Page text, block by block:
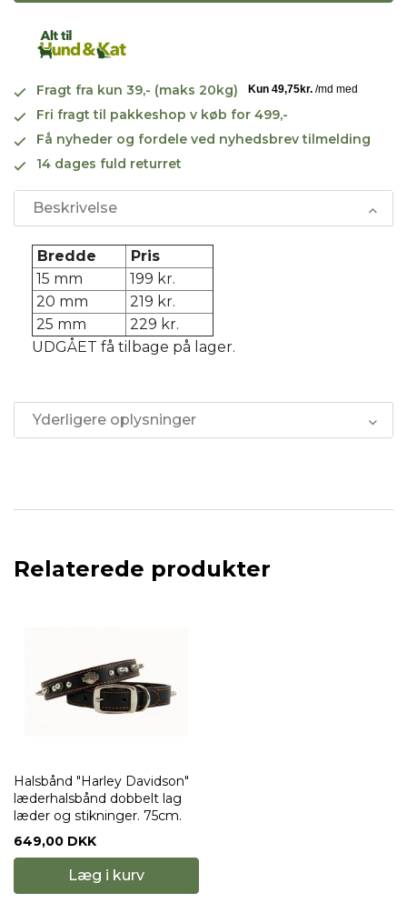
Fragt fra kun 39,- (maks 20kg)
Fri fragt til pakkeshop v køb for 499,-
Få nyheder og fordele ved nyhedsbrev tilmelding
14 dages fuld returret
Beskrivelse
Bredde
Pris
15 mm
199 kr.
20 mm
219 kr.
25 mm
229 kr.
UDGÅET få tilbage på lager.
Yderligere oplysninger
Relaterede produkter
Halsbånd "Harley Davidson"
læderhalsbånd dobbelt lag
læder og stikninger. 75cm.
649,00 DKK
Læg i kurv